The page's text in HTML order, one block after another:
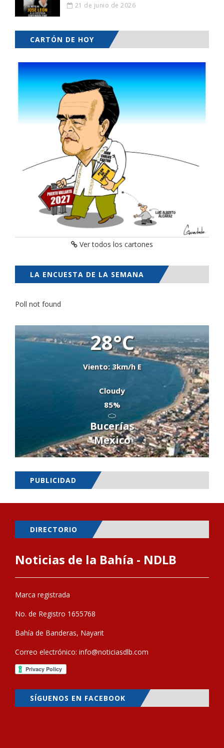
21 de junio de 2026
CARTÓN DE HOY
Ver todos los cartones
LA ENCUESTA DE LA SEMANA
Poll not found
28°C
Viento: 3km/h E
Cloudy
85%
Bucerías
Mexico
PUBLICIDAD
DIRECTORIO
Noticias de la Bahía - NDLB
Marca registrada
No. de Registro 1655768
Bahía de Banderas, Nayarit
Correo electrónico: info@noticiasdlb.com
SÍGUENOS EN FACEBOOK